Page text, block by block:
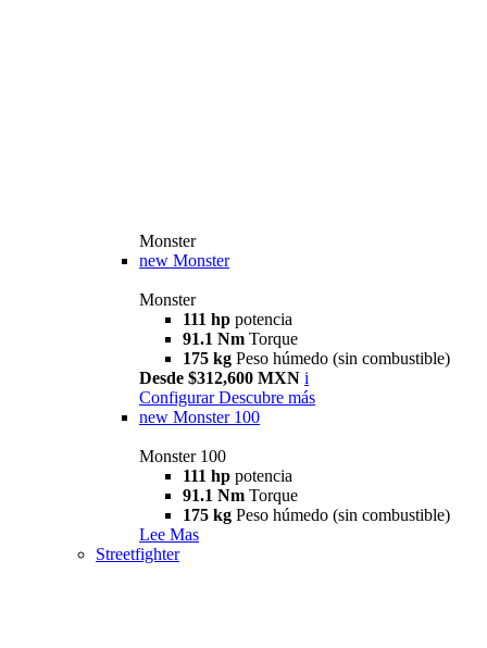
Monster
new Monster
Monster
111 hp potencia
91.1 Nm Torque
175 kg Peso húmedo (sin combustible)
Desde $312,600 MXN i
Configurar Descubre más
new Monster 100
Monster 100
111 hp potencia
91.1 Nm Torque
175 kg Peso húmedo (sin combustible)
Lee Mas
Streetfighter